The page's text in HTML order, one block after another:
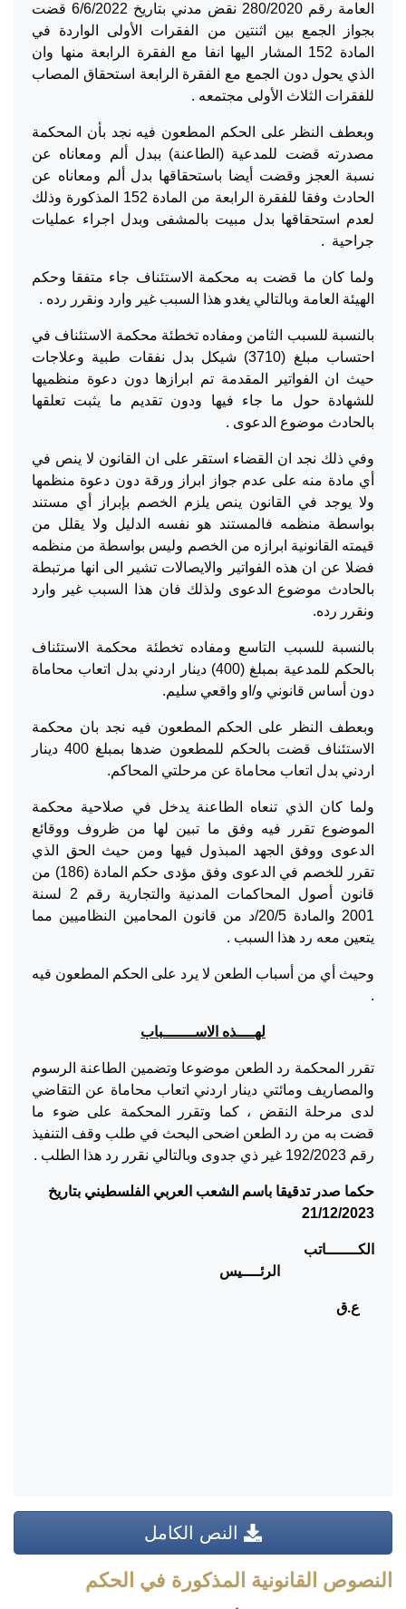
العامة رقم 280/2020 نقض مدني بتاريخ 6/6/2022 قضت
بجواز الجمع بين اثنتين من الفقرات الأولى الواردة في
المادة 152 المشار اليها انفا مع الفقرة الرابعة منها وان
الذي يحول دون الجمع مع الفقرة الرابعة استحقاق المصاب
للفقرات الثلاث الأولى مجتمعه .
وبعطف النظر على الحكم المطعون فيه نجد بأن المحكمة
مصدرته قضت للمدعية (الطاعنة) ببدل ألم ومعاناه عن
نسبة العجز وقضت أيضا باستحقاقها بدل ألم ومعاناه عن
الحادث وفقا للفقرة الرابعة من المادة 152 المذكورة وذلك
لعدم استحقاقها بدل مبيت بالمشفى وبدل اجراء عمليات
جراحية .
ولما كان ما قضت به محكمة الاستئناف جاء متفقا وحكم
الهيئة العامة وبالتالي يغدو هذا السبب غير وارد ونقرر رده .
بالنسبة للسبب الثامن ومفاده تخطئة محكمة الاستئناف في
احتساب مبلغ (3710) شيكل بدل نفقات طبية وعلاجات
حيث ان الفواتير المقدمة تم ابرازها دون دعوة منظميها
للشهادة حول ما جاء فيها ودون تقديم ما يثبت تعلقها
بالحادث موضوع الدعوى .
وفي ذلك نجد ان القضاء استقر على ان القانون لا ينص في
أي مادة منه على عدم جواز ابراز ورقة دون دعوة منظمها
ولا يوجد في القانون ينص يلزم الخصم بإبراز أي مستند
بواسطة منظمه فالمستند هو نفسه الدليل ولا يقلل من
قيمته القانونية ابرازه من الخصم وليس بواسطة من منظمه
فضلا عن ان هذه الفواتير والايصالات تشير الى انها مرتبطة
بالحادث موضوع الدعوى ولذلك فان هذا السبب غير وارد
ونقرر رده.
بالنسبة للسبب التاسع ومفاده تخطئة محكمة الاستئناف
بالحكم للمدعية بمبلغ (400) دينار اردني بدل اتعاب محاماة
دون أساس قانوني و/او واقعي سليم.
وبعطف النظر على الحكم المطعون فيه نجد بان محكمة
الاستئناف قضت بالحكم للمطعون ضدها بمبلغ 400 دينار
اردني بدل اتعاب محاماة عن مرحلتي المحاكم.
ولما كان الذي تنعاه الطاعنة يدخل في صلاحية محكمة
الموضوع تقرر فيه وفق ما تبين لها من ظروف ووقائع
الدعوى ووفق الجهد المبذول فيها ومن حيث الحق الذي
تقرر للخصم في الدعوى وفق مؤدى حكم المادة (186) من
قانون أصول المحاكمات المدنية والتجارية رقم 2 لسنة
2001 والمادة 20/5/د من قانون المحامين النظاميين مما
يتعين معه رد هذا السبب .
وحيث أي من أسباب الطعن لا يرد على الحكم المطعون فيه
.
لهــــذه الاســـــــباب
تقرر المحكمة رد الطعن موضوعا وتضمين الطاعنة الرسوم
والمصاريف ومائتي دينار اردني اتعاب محاماة عن التقاضي
لدى مرحلة النقض ، كما وتقرر المحكمة على ضوء ما
قضت به من رد الطعن اضحى البحث في طلب وقف التنفيذ
رقم 192/2023 غير ذي جدوى وبالتالي نقرر رد هذا الطلب .
حكما صدر تدقيقا باسم الشعب العربي الفلسطيني بتاريخ
21/12/2023
الكـــــــاتب
الرئــــيس
ع.ق
النص الكامل
النصوص القانونية المذكورة في الحكم